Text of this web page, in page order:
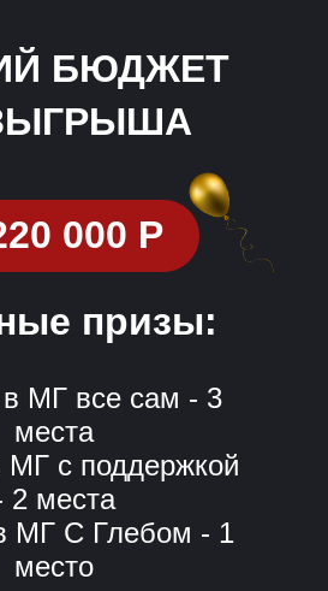
призы:
в МГ все сам - 3
места
МГ с поддержкой
2 места
МГ С Глебом - 1
место
БЮДЖЕТ
000 Р